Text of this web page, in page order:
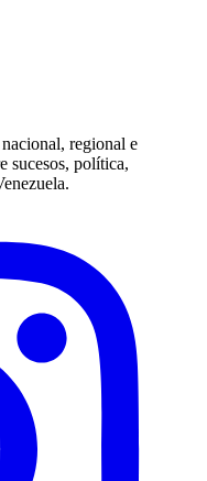
regional e
sucesos, política,